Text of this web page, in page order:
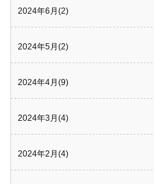
2024年6月(2)
2024年5月(2)
2024年4月(9)
2024年3月(4)
2024年2月(4)